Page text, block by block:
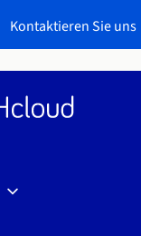
Kontaktieren Sie uns